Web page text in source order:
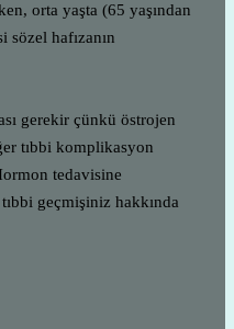
orta yaşta (65 yaşından
sözel hafızanın
gerekir çünkü östrojen
tıbbi komplikasyon
tedavisine
geçmişiniz hakkında